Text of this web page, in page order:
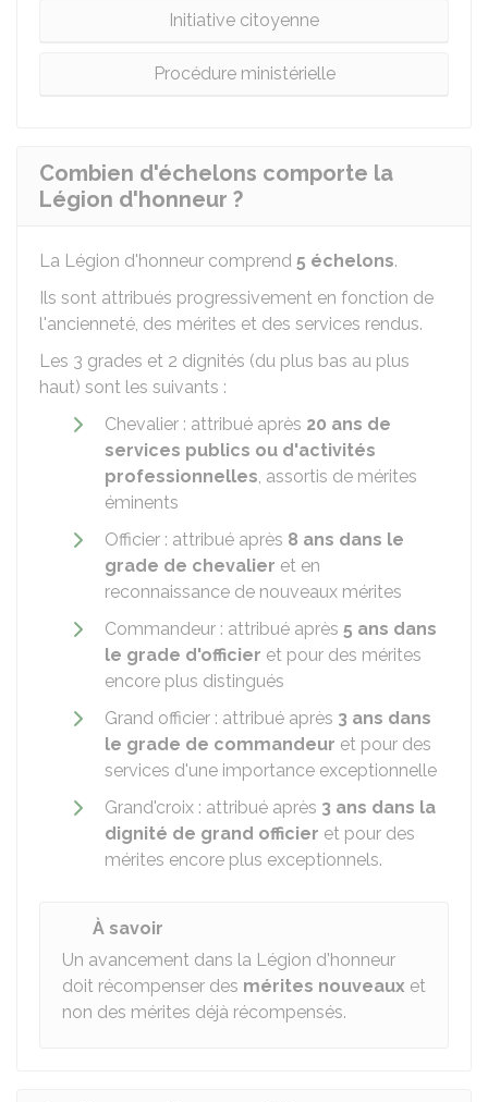
Initiative citoyenne
Procédure ministérielle
Combien d'échelons comporte la
Légion d'honneur ?
La Légion d'honneur comprend 5 échelons.
Ils sont attribués progressivement en fonction de
l'ancienneté, des mérites et des services rendus.
Les 3 grades et 2 dignités (du plus bas au plus
haut) sont les suivants :
Chevalier : attribué après 20 ans de
services publics ou d'activités
professionnelles, assortis de mérites
éminents
Officier : attribué après 8 ans dans le
grade de chevalier et en
reconnaissance de nouveaux mérites
Commandeur : attribué après 5 ans dans
le grade d'officier et pour des mérites
encore plus distingués
Grand officier : attribué après 3 ans dans
le grade de commandeur et pour des
services d'une importance exceptionnelle
Grand'croix : attribué après 3 ans dans la
dignité de grand officier et pour des
mérites encore plus exceptionnels.
À savoir
Un avancement dans la Légion d'honneur
doit récompenser des mérites nouveaux et
non des mérites déjà récompensés.